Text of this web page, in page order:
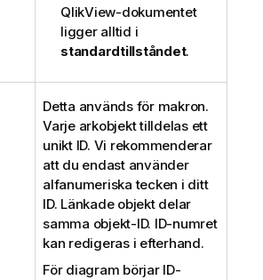
QlikView-dokumentet
ligger alltid i
standardtillståndet.
Detta används för makron.
Varje arkobjekt tilldelas ett
unikt ID. Vi rekommenderar
att du endast använder
alfanumeriska tecken i ditt
ID. Länkade objekt delar
samma objekt-ID. ID-numret
kan redigeras i efterhand.
För diagram börjar ID-